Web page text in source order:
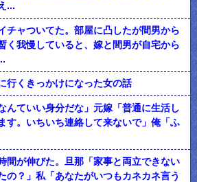
...
チャついてた。部屋に凸したが間男から
く我慢していると、嫁と間男が自宅から
行くきっかけになった女の話
んていい身分だな」元嫁「普通に生活し
す。いちいち連絡して来ないで」俺「ふ
間が伸びた。旦那「家事と両立できない
の？」私「あなたがいつもカネカネ言う